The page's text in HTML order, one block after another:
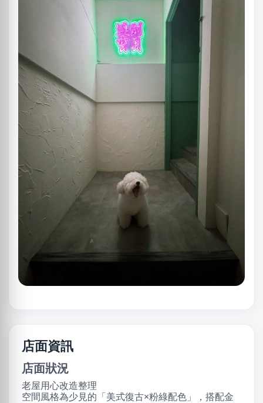
店面資訊
店面狀況
老屋用心改造整理
空間風格為少見的「美式復古×粉綠配色」，搭配金